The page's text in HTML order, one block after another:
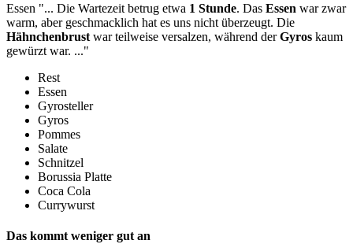
Essen "... Die Wartezeit betrug etwa 1 Stunde. Das Essen war zwar
warm, aber geschmacklich hat es uns nicht überzeugt. Die
Hähnchenbrust war teilweise versalzen, während derGyros kaum
gewürzt war. ..."
Rest
Essen
Gyrosteller
Gyros
Pommes
Salate
Schnitzel
Borussia Platte
Coca Cola
Currywurst
Das kommt weniger gut an